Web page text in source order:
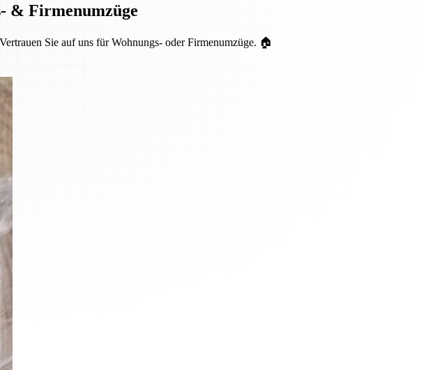
& Firmenumzüge
Sie auf uns für Wohnungs- oder Firmenumzüge. 🏠